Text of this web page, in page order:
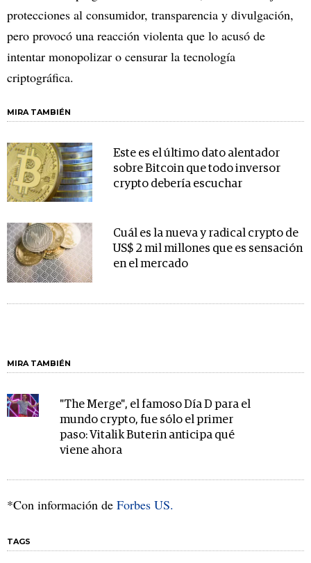
protecciones al consumidor, transparencia y divulgación,
pero provocó una reacción violenta que lo acusó de
intentar monopolizar o censurar la tecnología
criptográfica.
MIRA TAMBIÉN
Este es el último dato alentador
sobre Bitcoin que todo inversor
crypto debería escuchar
Cuál es la nueva y radical crypto de
US$ 2 mil millones que es sensación
en el mercado
MIRA TAMBIÉN
"The Merge", el famoso Día D para el
mundo crypto, fue sólo el primer
paso: Vitalik Buterin anticipa qué
viene ahora
*Con información de Forbes US.
TAGS